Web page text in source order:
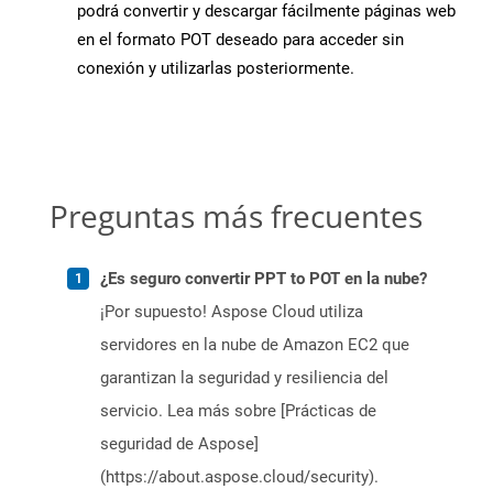
podrá convertir y descargar fácilmente páginas web
en el formato POT deseado para acceder sin
conexión y utilizarlas posteriormente.
Preguntas más frecuentes
¿Es seguro convertir PPT to POT en la nube?
¡Por supuesto! Aspose Cloud utiliza
servidores en la nube de Amazon EC2 que
garantizan la seguridad y resiliencia del
servicio. Lea más sobre [Prácticas de
seguridad de Aspose]
(https://about.aspose.cloud/security).